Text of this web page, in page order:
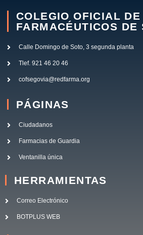
COLEGIO OFICIAL DE
FARMACÉUTICOS DE
Calle Domingo de Soto, 3 segunda planta
Tlef. 921 46 20 46
cofsegovia@redfarma.org
PÁGINAS
Ciudadanos
Farmacias de Guardia
Ventanilla única
HERRAMIENTAS
Correo Electrónico
BOTPLUS WEB